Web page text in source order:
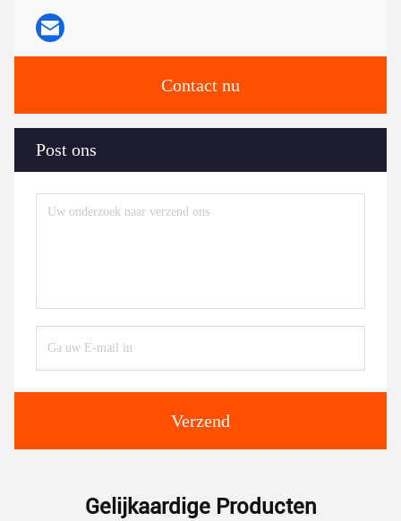
Contact nu
Post ons
Verzend
Gelijkaardige Producten